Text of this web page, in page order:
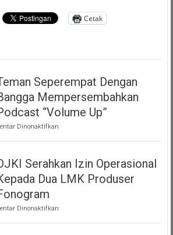
Cetak
Seperempat Dengan
Mempersembahkan
“Volume Up”
Dinonaktifkanpada
Seperempat
Bangga
Mempersembahkan
Podcast
Serahkan Izin Operasional
Dua LMK Produser
Dinonaktifkanpada
Serahkan